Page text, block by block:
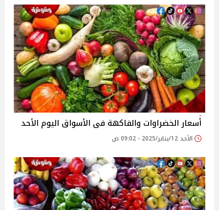
أسعار الخضراوات والفاكهة فى الأسواق‎‎ اليوم الأحد
الأحد 12/يناير/2025 - 09:02 ص